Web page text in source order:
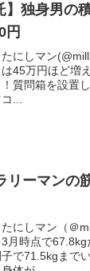
】独身男の
円
にしマン
45万円ほど増
質問箱を設置
...
リーマン
にしマン（＠
月時点で
で71.5kgまで